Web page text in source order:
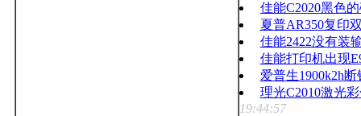
佳能C2020黑色
夏普AR350复印
佳能2422没有装
佳能打印机出现
爱普生1900k2h
理光C2010激光
19:44:57